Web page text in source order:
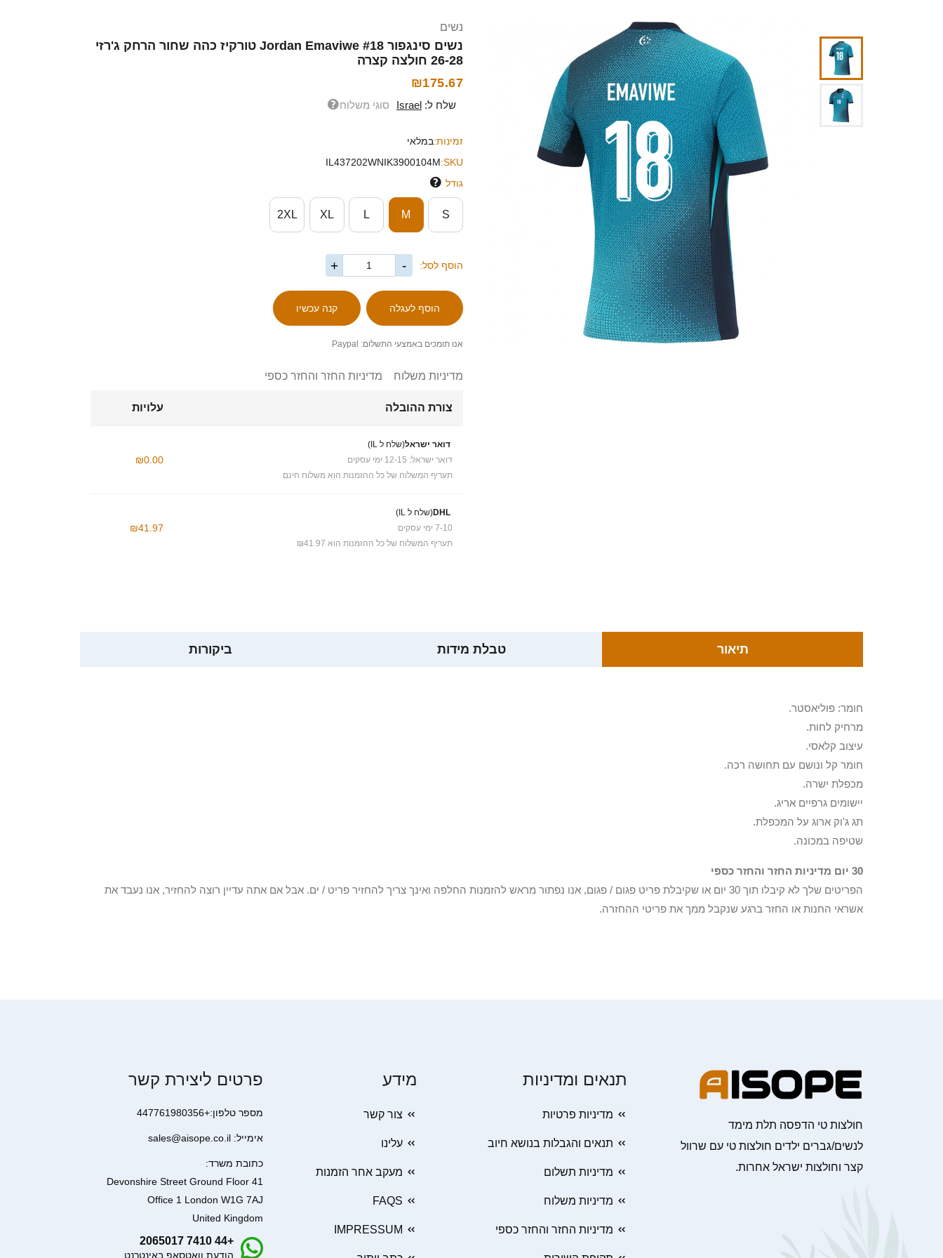
נשים
נשים סינגפור Jordan Emaviwe #18 טורקיז כהה שחור הרחק ג'רזי
26-28 חולצה קצרה
₪175.67
שלח ל: Israel סוגי משלוח
זמינות:במלאי
SKU:
IL437202WNIK3900104M
גודל
S
M
L
XL
2XL
הוסף לסל: -
+
אנו תומכים באמצעי התשלום: Paypal
מדיניות משלוח מדיניות החזר והחזר כספי
צורת ההובלה עלויות
דואר ישראל(שלח ל IL)
דואר ישראל: 12-15 ימי עסקים
תעריף המשלוח של כל ההזמנות הוא משלוח חינם
₪0.00
DHL(שלח ל IL)
7-10 ימי עסקים
תעריף המשלוח של כל ההזמנות הוא ₪41.97
₪41.97
תיאור טבלת מידות ביקורות
חומר: פוליאסטר.
מרחיק לחות.
עיצוב קלאסי.
חומר קל ונושם עם תחושה רכה.
מכפלת ישרה.
יישומים גרפיים אריג.
תג ג'וק ארוג על המכפלת.
שטיפה במכונה.
30 יום מדיניות החזר והחזר כספי
הפריטים שלך לא קיבלו תוך 30 יום או שקיבלת פריט פגום / פגום, אנו נפתור מראש להזמנות החלפה ואינך צריך להחזיר פריט / ים. אבל אם אתה עדיין רוצה להחזיר, אנו נעבד את
אשראי החנות או החזר ברגע שנקבל ממך את פריטי ההחזרה.
חולצות טי הדפסה תלת מימד
לנשים/גברים ילדים חולצות טי עם שרוול
קצר וחולצות ישראל אחרות.
תנאים ומדיניות
מדיניות פרטיות
תנאים והגבלות בנושא חיוב
מדיניות תשלום
מדיניות משלוח
מדיניות החזר והחזר כספי
מידע
צור קשר
עלינו
מעקב אחר הזמנות
FAQS
IMPRESSUM
פרטים ליצירת קשר
מספר טלפון:+447761980356
אימייל: sales@aisope.co.il
כתובת משרד:
41 Devonshire Street Ground Floor
Office 1 London W1G 7AJ
United Kingdom
+44 7410 2065017
הודעת וואטסאפ באינטרנט